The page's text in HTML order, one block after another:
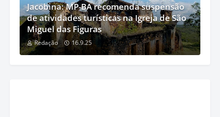
Jacobina: MP-BA recomenda suspensão
de atividades turísticas na Igreja de São
Miguel das Figuras
Redação 16.9.25